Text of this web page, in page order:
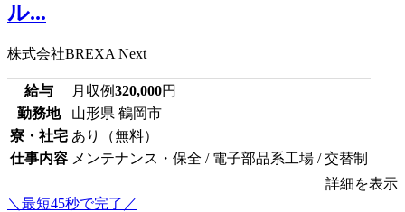
ル...
株式会社BREXA Next
給与 月収例320,000円
勤務地
山形県 鶴岡市
寮・社宅 あり（無料）
仕事内容 メンテナンス・保全 / 電子部品系工場 / 交替制
詳細を表示
＼最短45秒で完了／